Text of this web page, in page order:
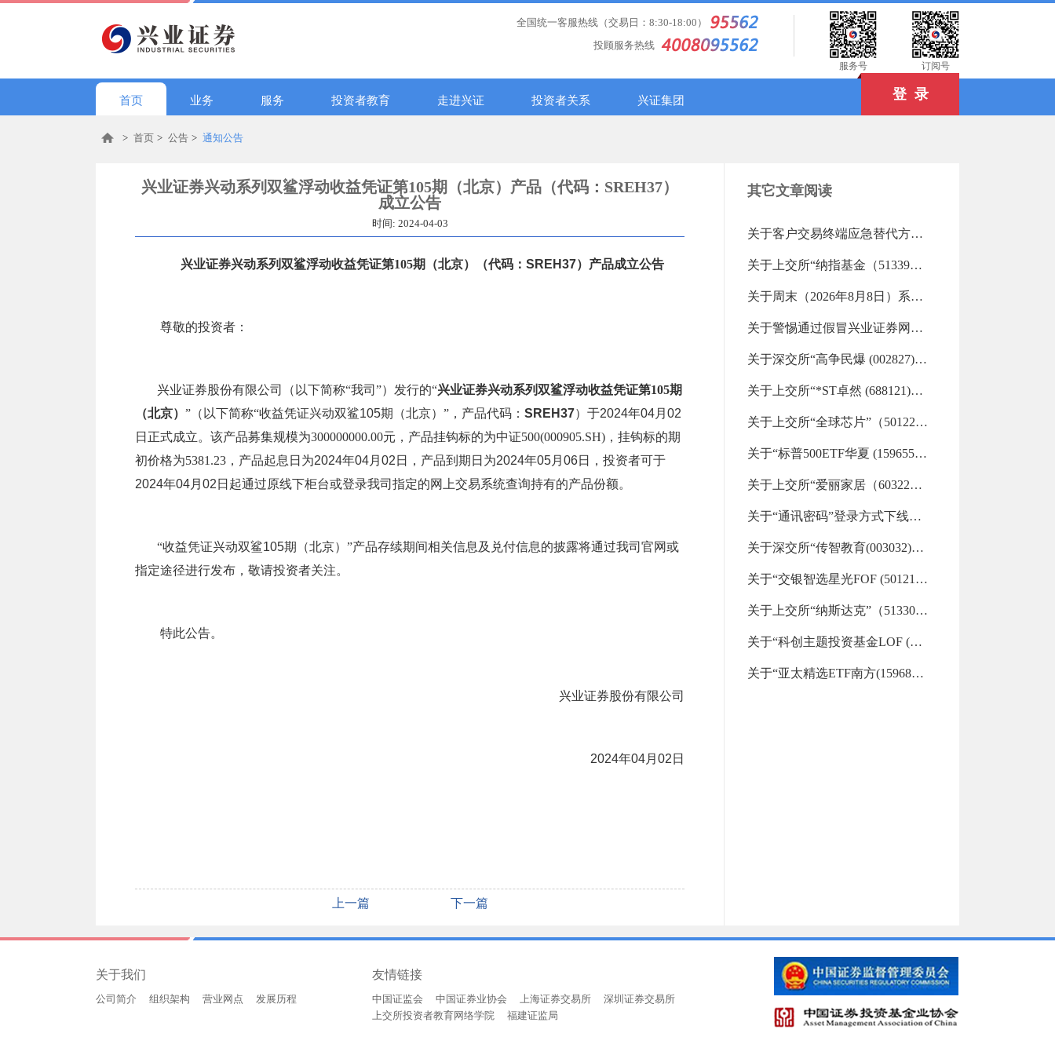
全国统一客服热线（交易日：8:30-18:00）
投顾服务热线
服务号 订阅号
首页 业务 服务 投资者教育 走进兴证 投资者关系 兴证集团 登 录
> 首页 > 公告 > 通知公告
兴业证券兴动系列双鲨浮动收益凭证第105期（北京）产品（代码：SREH37）
成立公告
时间: 2024-04-03
兴业证券兴动系列双鲨浮动收益凭证第105期（北京） （代码： SREH37） 产品成立公告
尊敬的投资者：
兴业证券股份有限公司（以下简称“我司”）发行的“兴业证券兴动系列双鲨浮动收益凭证第105期
（北京） ”（以下简称“收益凭证兴动双鲨105期（北京） ”，产品代码： SREH37）于2024年04月02
日 正式成立。该产品募集规模为300000000.00元，产品挂钩标的为中证500(000905.SH) ，挂钩标的期
初价格为5381.23 ，产品起息日为2024年04月02日 ，产品到期日为2024年05月06日
，投资者可于
2024年04月02日 起通过原线下柜台或登录我司指定的网上交易系统查询持有的产品份额。
“收益凭证兴动双鲨105期（北京） ”产品存续期间相关信息及兑付信息的披露将通过我司官网或
指定途径进行发布，敬请投资者关注。
特此公告。
兴业证券股份有限公司
2024年04月02日
上一篇 下一篇
其它文章阅读
关于客户交易终端应急替代方式的告知书（2019-06-18 13:27:45.0)
关于上交所“纳指基金（513390）”“纳指指数（513870）”重点监控证券交易的风险提示（2026-08-07 17:30:50.0)
关于周末（2026年8月8日）系统测试维护的通知（2026-08-07 16:15:00.0)
关于警惕通过假冒兴业证券网站等开展非法证券或诈骗活动的提示性公告（2026-08-07 10:02:55.0)
关于深交所“高争民爆 (002827)”“欣天科技 (300615)”重点监控证券交易的风险提示（2026-08-06 17:58:45.0)
关于上交所“*ST卓然 (688121)”等重点监控证券交易的风险提示（2026-08-06 16:34:11.0)
关于上交所“全球芯片”（501225）重点监控证券交易的风险提示（2026-08-06 16:33:01.0)
关于“标普500ETF华夏 (159655)”“标普信息科技LOF (161128)”等29支重点监控证券交易的风险提示（2026-08-06 16:32:19.0)
关于上交所“爱丽家居（603221）”重点监控证券交易的风险提示（2026-08-06 09:22:30.0)
关于“通讯密码”登录方式下线的通知（2026-08-06 00:00:00.0)
关于深交所“传智教育(003032)”重点监控证券交易的风险提示（2026-08-05 17:11:57.0)
关于“交银智选星光FOF (501210)”“金ETF嘉实 (159831)”“美国50ETF汇添富 (159577)”等33支重点监控证券交易的风险提示（2026-08-05 17:07:13.0)
关于上交所“纳斯达克”（513300）重点监控证券交易的风险提示（2026-08-05 09:18:07.0)
关于“科创主题投资基金LOF (501080)”“财通升级混合LOF (501015)”等32支重点监控证券交易的风险提示（2026-08-04 15:13:31.0)
关于“亚太精选ETF南方(159687)”“标普信息科技LOF (161128)”等26支重点监控证券交易的风险提示（2026-08-04 09:11:39.0)
关于我们
公司简介 组织架构 营业网点 发展历程
友情链接
中国证监会 中国证券业协会 上海证券交易所
深圳证券交易所
上交所投资者教育网络学院
福建证监局